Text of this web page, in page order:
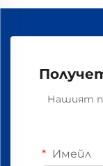
Нашият
Имейл